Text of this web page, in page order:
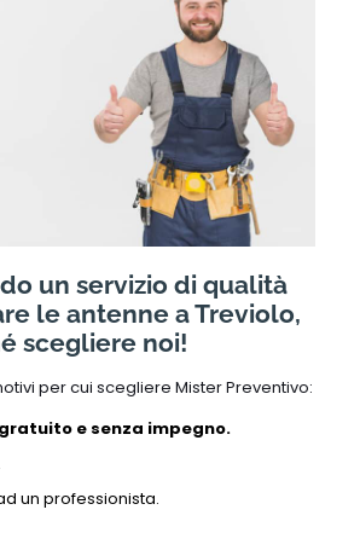
un servizio di qualità
le antenne a Treviolo,
scegliere noi!
per cui scegliere Mister Preventivo:
e senza impegno.
un professionista.